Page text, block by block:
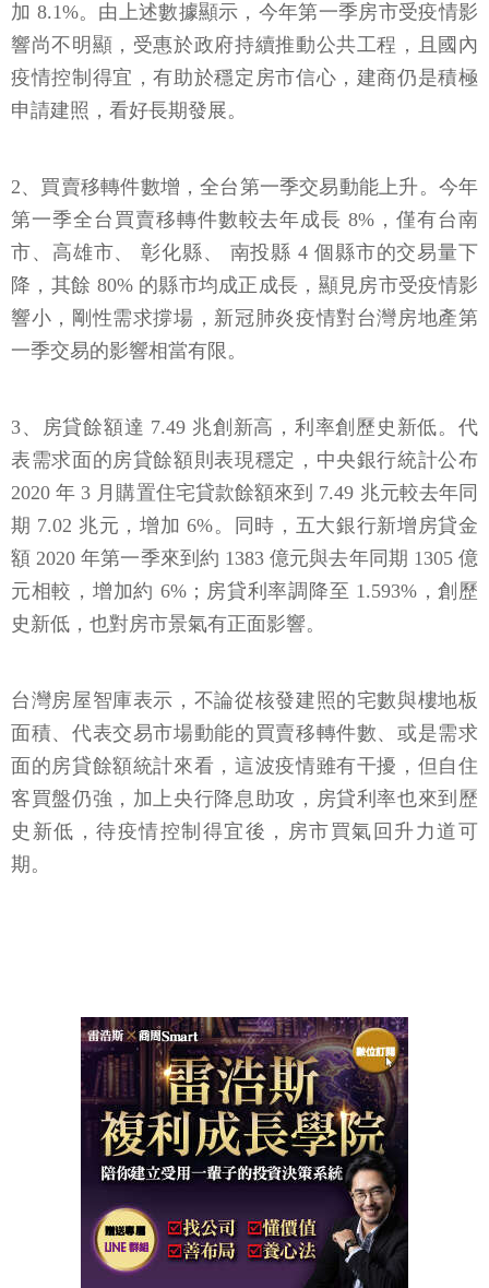
加 8.1%。由上述數據顯示，今年第一季房市受疫情影
響尚不明顯，受惠於政府持續推動公共工程，且國內
疫情控制得宜，有助於穩定房市信心，建商仍是積極
申請建照，看好長期發展。
2、買賣移轉件數增，全台第一季交易動能上升。今年
第一季全台買賣移轉件數較去年成長 8%，僅有台南
市、高雄市、 彰化縣、 南投縣 4 個縣市的交易量下
降，其餘 80% 的縣市均成正成長，顯見房市受疫情影
響小，剛性需求撐場，新冠肺炎疫情對台灣房地產第
一季交易的影響相當有限。
3、房貸餘額達 7.49 兆創新高，利率創歷史新低。代
表需求面的房貸餘額則表現穩定，中央銀行統計公布
2020 年 3 月購置住宅貸款餘額來到 7.49 兆元較去年同
期 7.02 兆元，增加 6%。同時，五大銀行新增房貸金
額 2020 年第一季來到約 1383 億元與去年同期 1305 億
元相較，增加約 6%；房貸利率調降至 1.593%，創歷
史新低，也對房市景氣有正面影響。
台灣房屋智庫表示，不論從核發建照的宅數與樓地板
面積、代表交易市場動能的買賣移轉件數、或是需求
面的房貸餘額統計來看，這波疫情雖有干擾，但自住
客買盤仍強，加上央行降息助攻，房貸利率也來到歷
史新低，待疫情控制得宜後，房市買氣回升力道可
期。